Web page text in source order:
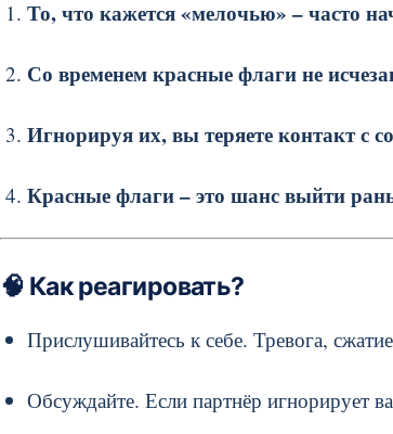
То, что кажется «мелочью» – часто
Со временем красные флаги не
Игнорируя их, вы теряете контакт с
Красные флаги – это шанс выйти
🧠 Как реагировать?
Прислушивайтесь к себе. Тревога,
Обсуждайте. Если партнёр игнорирует